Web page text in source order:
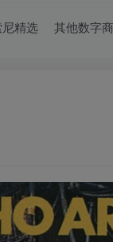
尼精选 其他数字